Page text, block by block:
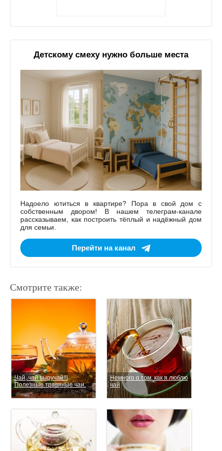
Детскому смеху нужно больше места
Надоело ютиться в квартире? Пора в свой дом с
собственным двором! В нашем телеграм-канале
рассказываем, как построить тёплый и надёжный дом
для семьи.
Перейти на канал
Смотрите также:
Чай, чай выручай!!!
Полезные травяные чаи.
Немного о том, как я люблю
чай